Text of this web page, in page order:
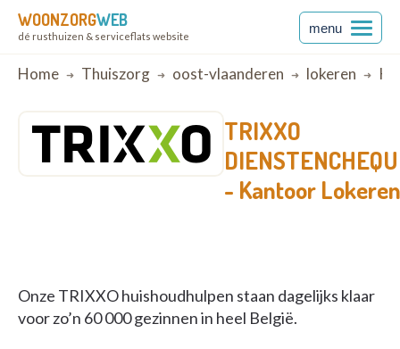
WOONZORGWEB
dé rusthuizen & serviceflats website
menu
Breadcrumb
Home Thuiszorg oost-vlaanderen lokeren
TRIXXO
- Kantoor Lokeren
Onze TRIXXO huishoudhulpen staan dagelijks klaar
voor zo’n 60 000 gezinnen in heel België.